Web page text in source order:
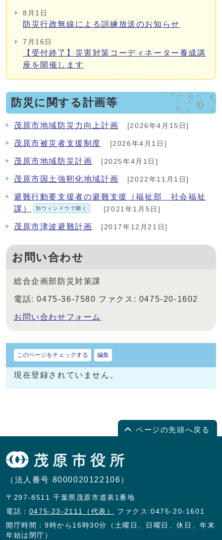
8月1日
防災行政無線による訓練放送のお知らせ
7月16日
【受付終了】災害対策コーディネーター養成講
座を開催します
防災に関する計画等
茂原市地域防災力向上計画 [2026年4月15日]
茂原市被災者支援制度 [2026年4月1日]
茂原市地域防災計画 [2025年4月1日]
茂原市国土強靭化地域計画 [2022年11月1日]
避難行動要支援者の避難支援（福祉部 社会福祉
課）
別ウィンドウで開く [2021年1月5日]
茂原市津波避難計画 [2017年12月21日]
お問い合わせ
総合企画部防災対策課
電話: 0475-36-7580 ファクス: 0475-20-1602
お問い合わせフォーム
このページをチェックする 編集
現在登録されていません。
ページの先頭へ戻る
（法人番号 8000020122106）
〒297-8511 千葉県茂原市道表1番地
電話： 0475-23-2111（代表）
ファクス:0475-20-1601
開庁時間：9時から16時30分（土曜日、日曜日、休日、年末
年始は閉庁）